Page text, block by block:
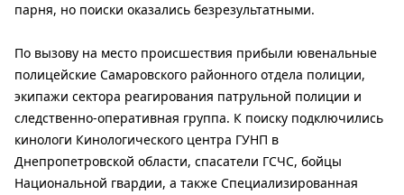
парня, но поиски оказались безрезультатными.
По вызову на место происшествия прибыли ювенальные
полицейские Самаровского районного отдела полиции,
экипажи сектора реагирования патрульной полиции и
следственно-оперативная группа. К поиску подключились
кинологи Кинологического центра ГУНП в
Днепропетровской области, спасатели ГСЧС, бойцы
Национальной гвардии, а также Специализированная